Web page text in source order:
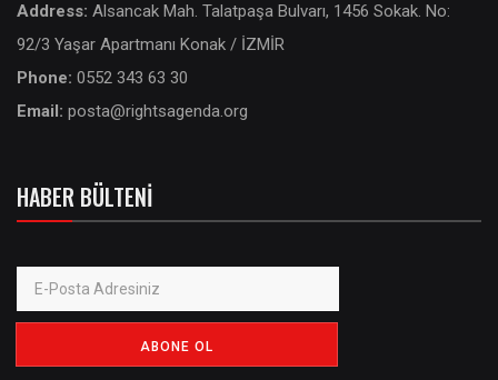
Address: Alsancak Mah. Talatpaşa Bulvarı, 1456 Sokak. No:
92/3 Yaşar Apartmanı Konak / İZMİR
Phone: 0552 343 63 30
Email: posta@rightsagenda.org
HABER BÜLTENI